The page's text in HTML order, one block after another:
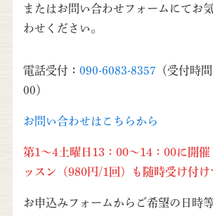
またはお問い合わせフォームにてお
わせください。
電話受付： 090-6083-8357 （受付時
00）
お問い合わせはこちらから
第1～4土曜日13：00～14：00に開催
ッスン（980円/1回）も随時受け付け
お申込みフォームからご希望の日時